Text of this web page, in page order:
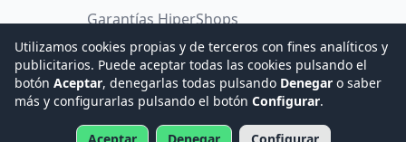
Garantías HiperShops
Política de cookies
© 2008 -2026Hogar Digital e Inmótica Ingenieros, S.L.
Utilizamos cookies propias y de terceros con fines analíticos y
publicitarios. Puede aceptar todas las cookies pulsando el
botón Aceptar, denegarlas todas pulsando Denegar o saber
más y configurarlas pulsando el botón Configurar.